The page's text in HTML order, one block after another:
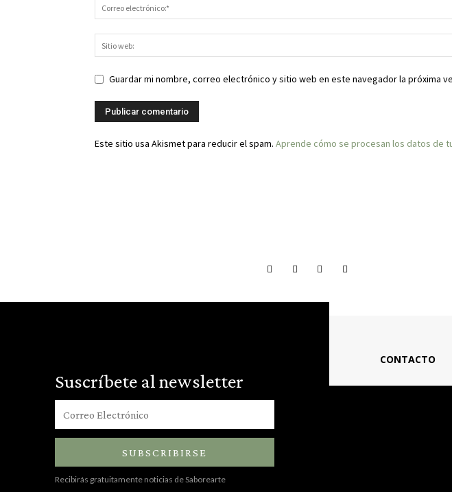
Guardar mi nombre, correo electrónico y sitio web en este navegador la próxima
Este sitio usa Akismet para reducir el spam. Aprende cómo se procesan los datos de
Suscríbete al newsletter
SUBSCRIBIRSE
Recibirás gratuitamente noticias de Saborearte
CONTACTO